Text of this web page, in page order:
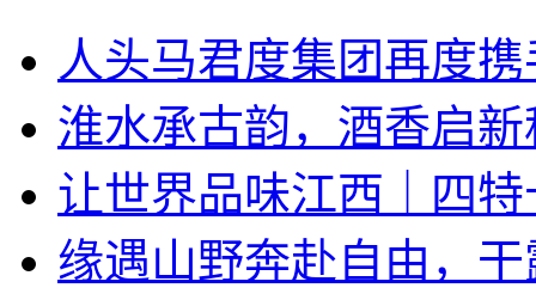
人头马君度集团再度
淮水承古韵，酒香启
让世界品味江西｜四特
缘遇山野奔赴自由，